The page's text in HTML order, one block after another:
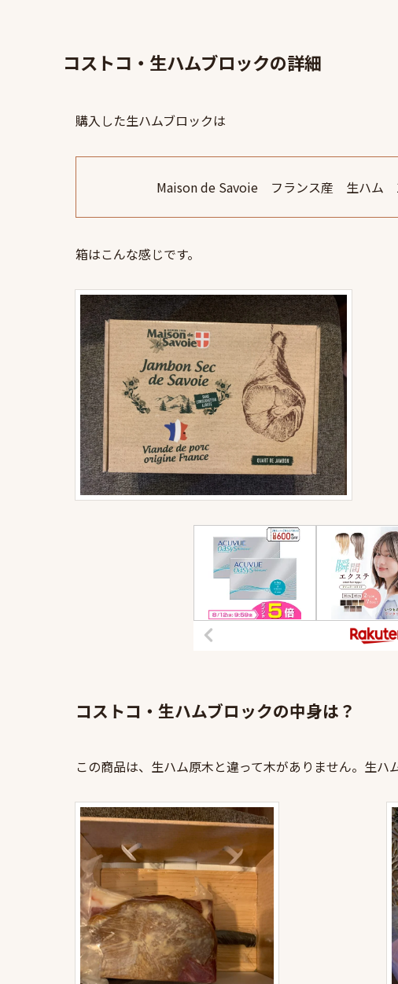
コストコ・生ハムブロックの詳細
購入した生ハムブロックは
Maison de Savoie フランス産 生ハム
箱はこんな感じです。
コストコ・生ハムブロックの中身は？
この商品は、生ハム原木と違って木がありません。生ハ